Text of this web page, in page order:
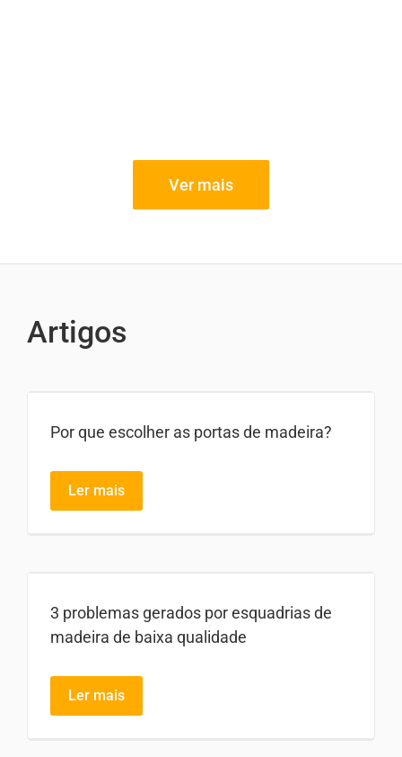
Ver mais
Artigos
Por que escolher as portas de madeira?
Ler mais
3 problemas gerados por esquadrias de
madeira de baixa qualidade
Ler mais